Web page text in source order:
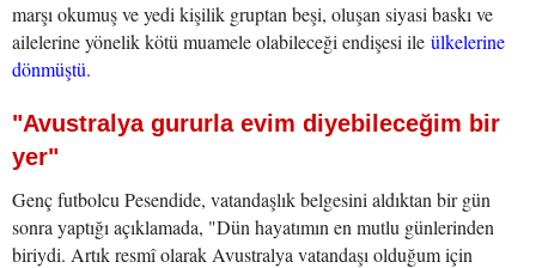
marşı okumuş ve yedi kişilik gruptan beşi, oluşan siyasi baskı ve
ailelerine yönelik kötü muamele olabileceği endişesi ile ülkelerine
dönmüştü.
"Avustralya gururla evim diyebileceğim bir
yer"
Genç futbolcu Pesendide, vatandaşlık belgesini aldıktan bir gün
sonra yaptığı açıklamada, "Dün hayatımın en mutlu günlerinden
biriydi. Artık resmî olarak Avustralya vatandaşı olduğum için